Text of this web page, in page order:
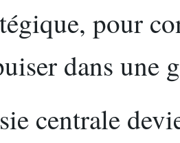
pour
dans une
centrale